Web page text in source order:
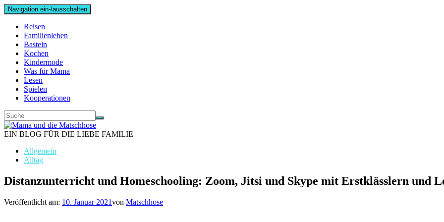
Navigation ein-/ausschalten
Reisen
Familienleben
Basteln
Kochen
Kindermode
Was für Mama
Lesen
Spielen
Kooperationen
EIN BLOG FÜR DIE LIEBE FAMILIE
Allgemein
Alltag
Distanzunterricht und Homeschooling: Zoom, Jitsi und Skype mit Erstklässlern und
Veröffentlicht am: 10. Januar 2021von Matschhose